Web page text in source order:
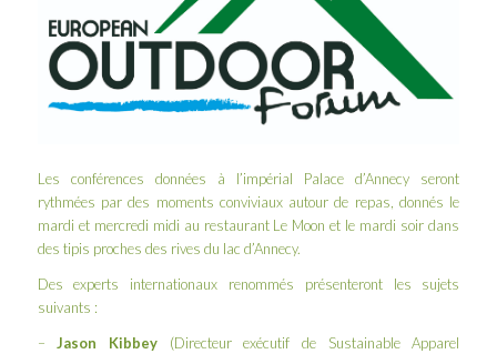
Les conférences données à l’impérial Palace d’Annecy seront
rythmées par des moments conviviaux autour de repas, donnés le
mardi et mercredi midi au restaurant Le Moon et le mardi soir dans
des tipis proches des rives du lac d’Annecy.
Des experts internationaux renommés présenteront les sujets
suivants :
–Jason Kibbey(Directeur exécutif de Sustainable Apparel